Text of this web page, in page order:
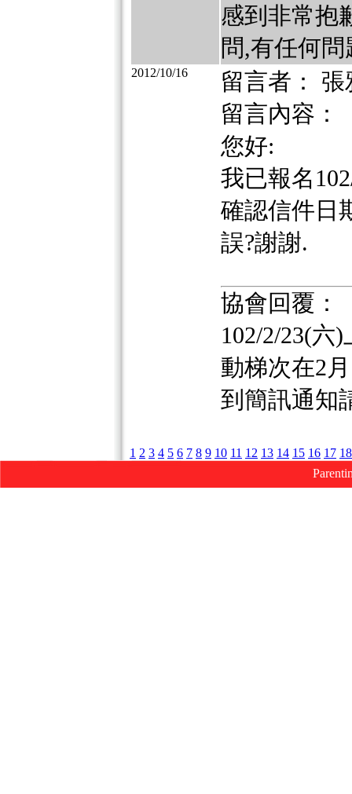
感到非常抱
問,有任何
2012/10/16
留言者： 張
留言內容：
您好:
我已報名
確認信件日
誤?謝謝.
協會回覆：
102/2/23(六
動梯次在2
到簡訊通知
1 2 3 4 5 6 7 8 9 10 11 12 13 14 15 16 17 18